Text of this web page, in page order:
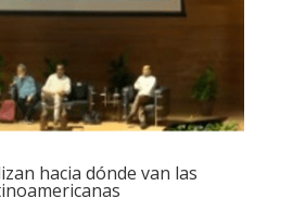
hacia dónde van las